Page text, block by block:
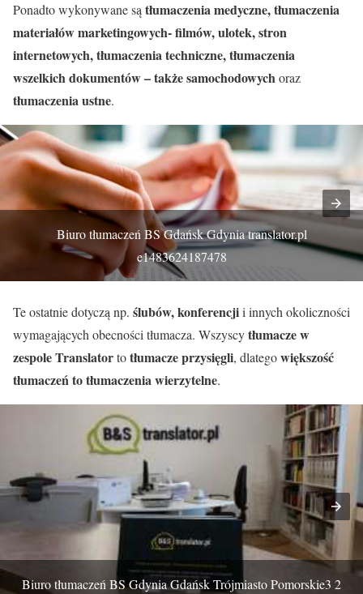
Ponadto wykonywane sątłumaczenia medyczne, tłumaczenia
materiałów marketingowych- filmów, ulotek, stron
internetowych, tłumaczenia techniczne, tłumaczenia
wszelkich dokumentów – także samochodowychoraz
tłumaczenia ustne.
Biuro tłumaczeń BS Gdańsk Gdynia translator.pl
e1483624187478
Te ostatnie dotyczą np. ślubów, konferencjii innych okoliczności
wymagających obecności tłumacza. Wszyscytłumacze w
zespole Translatortotłumacze przysięgli, dlategowiększość
tłumaczeń to tłumaczenia wierzytelne.
Biuro tłumaczeń BS Gdynia Gdańsk Trójmiasto Pomorskie3 2